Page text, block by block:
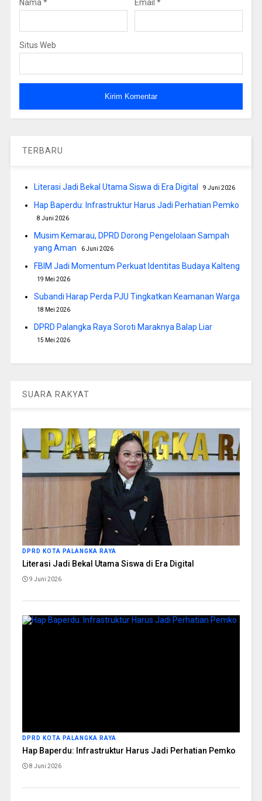
Nama * Email *
Situs Web
TERBARU
Literasi Jadi Bekal Utama Siswa di Era Digital 9 Juni 2026
Hap Baperdu: Infrastruktur Harus Jadi Perhatian Pemko
8 Juni 2026
Musim Kemarau, DPRD Dorong Pengelolaan Sampah
yang Aman
6 Juni 2026
FBIM Jadi Momentum Perkuat Identitas Budaya Kalteng
19 Mei 2026
Subandi Harap Perda PJU Tingkatkan Keamanan Warga
18 Mei 2026
DPRD Palangka Raya Soroti Maraknya Balap Liar
15 Mei 2026
SUARA RAKYAT
DPRD KOTA PALANGKA RAYA
Literasi Jadi Bekal Utama Siswa di Era Digital
9 Juni 2026
DPRD KOTA PALANGKA RAYA
Hap Baperdu: Infrastruktur Harus Jadi Perhatian Pemko
8 Juni 2026